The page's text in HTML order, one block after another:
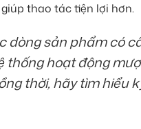
thao tác tiện lợi hơn.
dòng sản phẩm có
thống hoạt động
thời, hãy tìm hiểu